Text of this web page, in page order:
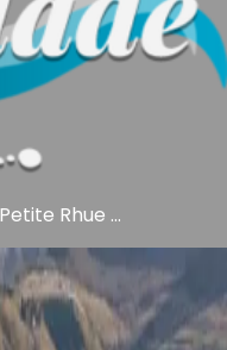
Rhue ...